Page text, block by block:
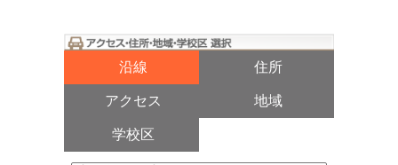
沿線 住所
アクセス 地域
学校区